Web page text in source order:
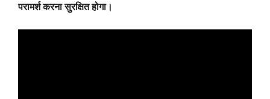
परामर्श करना सुरक्षित होगा।